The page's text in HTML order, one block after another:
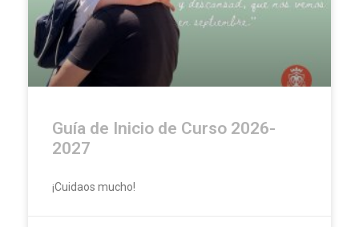
Guía de Inicio de Curso 2026-
2027
¡Cuidaos mucho!